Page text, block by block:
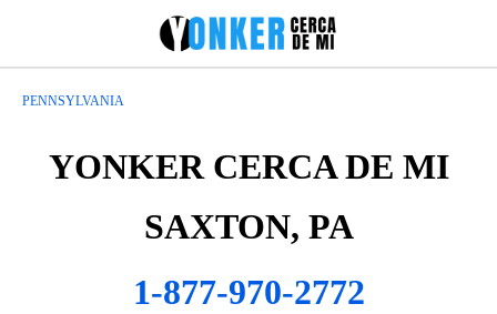
PENNSYLVANIA
YONKER CERCA DE MI
SAXTON, PA
1-877-970-2772